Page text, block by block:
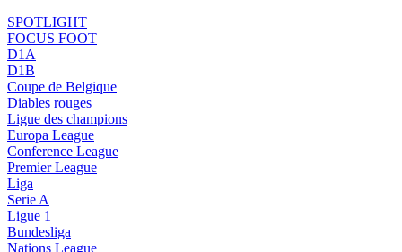
SPOTLIGHT
FOCUS FOOT
D1A
D1B
Coupe de Belgique
Diables rouges
Ligue des champions
Europa League
Conference League
Premier League
Liga
Serie A
Ligue 1
Bundesliga
Nations League